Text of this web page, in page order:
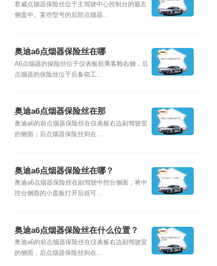
君威点烟器保险丝位于主驾驶中心控制台的最左
侧盖中。某些型号的后部点烟器...
奥迪a6点烟器保险丝在哪
A6点烟器的保险丝位于仪表板前乘客舱右侧，后
点烟器的保险丝位于后备箱工...
奥迪a6点烟器保险丝在那
奥迪a6的前点烟器保险丝在仪表板右边副驾驶室
的侧面；后点烟器保险丝则在...
奥迪a6点烟器保险丝在哪？
奥迪a6点烟器保险丝在副驾驶中控台侧面，将中
控台侧面的小盖板打开后就可...
奥迪a6点烟器保险丝在什么位置？
奥迪a6的前点烟器保险丝在仪表板右边副驾驶室
的侧面，后点烟器保险丝则在...